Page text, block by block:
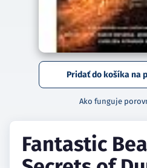
Pridať do košíka na
Ako funguje
Fantastic